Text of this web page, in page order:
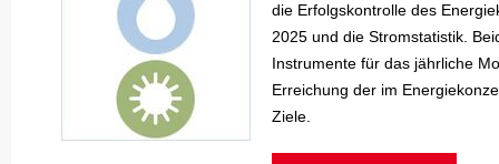
die Erfolgskontrolle des
2025 und die Stromstatistik.
Instrumente für das jährliche
Erreichung der im
Ziele.